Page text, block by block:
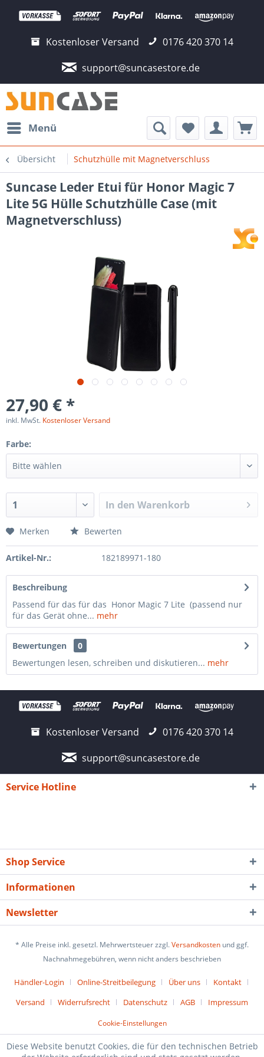
Kostenloser Versand
0176 420 370 14
support@suncasestore.de
Menü
Übersicht Schutzhülle mit Magnetverschluss
Suncase Leder Etui für Honor Magic 7
Lite 5G Hülle Schutzhülle Case (mit
Magnetverschluss)
27,90 € *
inkl. MwSt. Kostenloser Versand
Farbe:
In den Warenkorb
Merken Bewerten
Artikel-Nr.: 182189971-180
Beschreibung
Passend für das für das Honor Magic 7 Lite (passend nur
für das Gerät ohne... mehr
Bewertungen
0
Bewertungen lesen, schreiben und diskutieren... mehr
Kostenloser Versand
0176 420 370 14
support@suncasestore.de
Service Hotline
Shop Service
Informationen
Newsletter
* Alle Preise inkl. gesetzl. Mehrwertsteuer zzgl.Versandkosten und ggf.
Nachnahmegebühren, wenn nicht anders beschrieben
Händler-Login Online-Streitbeilegung Über uns
Kontakt
Versand
Widerrufsrecht Datenschutz AGB Impressum
Cookie-Einstellungen
Diese Website benutzt Cookies, die für den technischen Betrieb